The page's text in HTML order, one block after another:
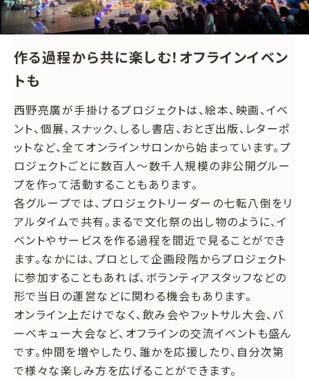
作る過程から共に楽しむ！オフラインイベン
トも
西野亮廣が手掛けるプロジェクトは、絵本、映画、イベ
ント、個展、スナック、しるし書店、おとぎ出版、レターポ
ットなど、全てオンラインサロンから始まっています。プ
ロジェクトごとに数百人～数千人規模の非公開グルー
プを作って活動することもあります。
各グループでは、プロジェクトリーダーの七転八倒をリ
アルタイムで共有。まるで文化祭の出し物のように、イ
ベントやサービスを作る過程を間近で見ることができ
ます。なかには、プロとして企画段階からプロジェクト
に参加することもあれば、ボランティアスタッフなどの
形で当日の運営などに関わる機会もあります。
オンライン上だけでなく、飲み会やフットサル大会、バ
ーベキュー大会など、オフラインの交流イベントも盛ん
です。仲間を増やしたり、誰かを応援したり、自分次第
で様々な楽しみ方を広げることができます。